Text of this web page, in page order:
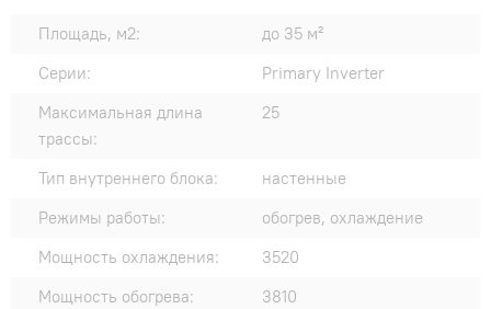
Площадь, м2:
до 35 м²
Серии:
Primary Inverter
Максимальная длина
трассы:
25
Тип внутреннего блока:
настенные
Режимы работы:
обогрев, охлаждение
Мощность охлаждения:
3520
Мощность обогрева:
3810